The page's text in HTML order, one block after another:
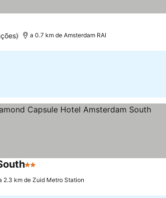
a 0.7 km de Amsterdam RAI
2 Estrelas
2.3 km de Zuid Metro Station